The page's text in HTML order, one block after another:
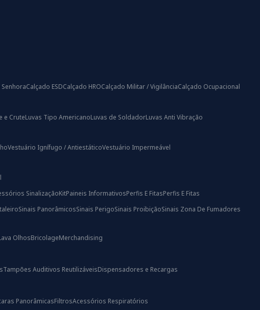
Calçado ESDCalçado HROCalçado Militar / VigilânciaCalçado Ocupacional
e CruteLuvas Tipo AmericanoLuvas de SoldadorLuvas Anti Vibração
Vestuário Ignífugo / AntiestáticoVestuário Impermeável
SinalizaçãoKitPaineis InformativosPerfis E FitasPerfis E Fitas
Sinais PanorâmicosSinais PerigoSinais ProibiçãoSinais Zona De Fumadores
OlhosBricolageMerchandising
Tampões Auditivos ReutilizáveisDispensadores e Recargas
PanorâmicasFiltrosAcessórios Respiratórios